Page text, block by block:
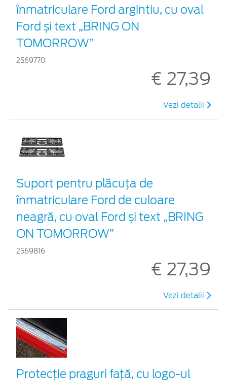
înmatriculare Ford argintiu, cu oval
Ford și text „BRING ON
TOMORROW”
2569770
€ 27,39
Vezi detalii
Suport pentru plăcuța de
înmatriculare Ford de culoare
neagră, cu oval Ford și text „BRING
ON TOMORROW”
2569816
€ 27,39
Vezi detalii
Protecţie praguri faţă, cu logo-ul